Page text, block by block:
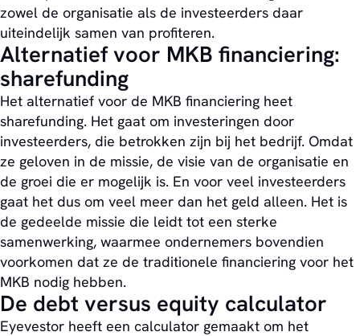
zowel de organisatie als de investeerders daar
uiteindelijk samen van profiteren.
Alternatief voor MKB financiering:
sharefunding
Het alternatief voor de MKB financiering heet
sharefunding. Het gaat om investeringen door
investeerders, die betrokken zijn bij het bedrijf. Omdat
ze geloven in de missie, de visie van de organisatie en
de groei die er mogelijk is. En voor veel investeerders
gaat het dus om veel meer dan het geld alleen. Het is
de gedeelde missie die leidt tot een sterke
samenwerking, waarmee ondernemers bovendien
voorkomen dat ze de traditionele financiering voor het
MKB nodig hebben.
De debt versus equity calculator
Eyevestor heeft een calculator gemaakt om het